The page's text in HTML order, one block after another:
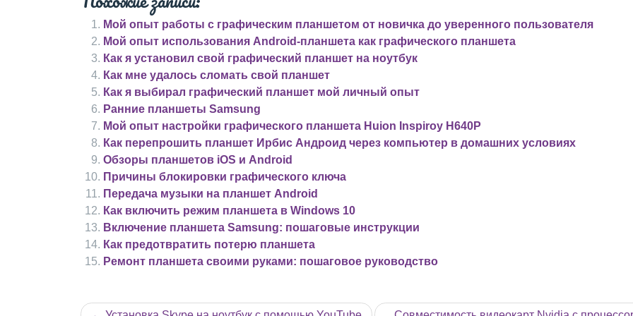
Мой опыт работы с графическим планшетом от новичка до уверенного пользователя
Мой опыт использования Android-планшета как графического планшета
Как я установил свой графический планшет на ноутбук
Как мне удалось сломать свой планшет
Как я выбирал графический планшет мой личный опыт
Ранние планшеты Samsung
Мой опыт настройки графического планшета Huion Inspiroy H640P
Как перепрошить планшет Ирбис Андроид через компьютер в домашних условиях
Обзоры планшетов iOS и Android
Причины блокировки графического ключа
Передача музыки на планшет Android
Как включить режим планшета в Windows 10
Включение планшета Samsung: пошаговые инструкции
Как предотвратить потерю планшета
Ремонт планшета своими руками: пошаговое руководство